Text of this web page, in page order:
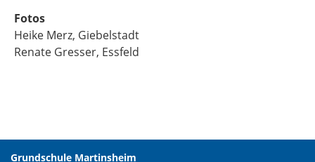
Fotos
Heike Merz, Giebelstadt
Renate Gresser, Essfeld
Grundschule Martinsheim